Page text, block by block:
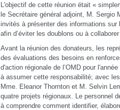
L'objectif de cette réunion était «
le Secrétaire général adjoint, M. Sergio
invités à présenter des informations
afin d’éviter les doublons ou à
Avant la réunion des donateurs, les
des évaluations des besoins en
d'action régionale de l’OMD pour
à assumer cette responsabilité; avec
Mme. Eleanor Thornton et M. Selvin
quatre projets régionaux. Le personnel
à comprendre comment identifier,